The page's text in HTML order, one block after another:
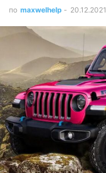
по maxwelhelp - 20.12.2021